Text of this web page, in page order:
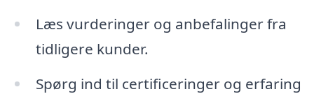
Læs vurderinger og anbefalinger fra
tidligere kunder.
Spørg ind til certificeringer og erfaring